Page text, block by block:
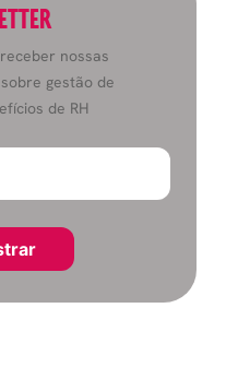
nossas
gestão de
de RH